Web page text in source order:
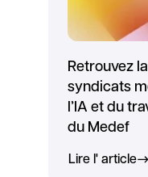
Retrouvez
syndicats
l’IA et du
du Medef
Lire l' article